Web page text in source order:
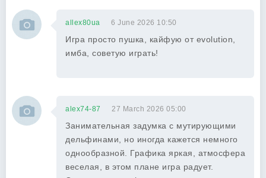
allex80ua 6 June 2026 10:50
Игра просто пушка, кайфую от evolution,
имба, советую играть!
alex74-87 27 March 2026 05:00
Занимательная задумка с мутирующими
дельфинами, но иногда кажется немного
однообразной. Графика яркая, атмосфера
веселая, в этом плане игра радует.